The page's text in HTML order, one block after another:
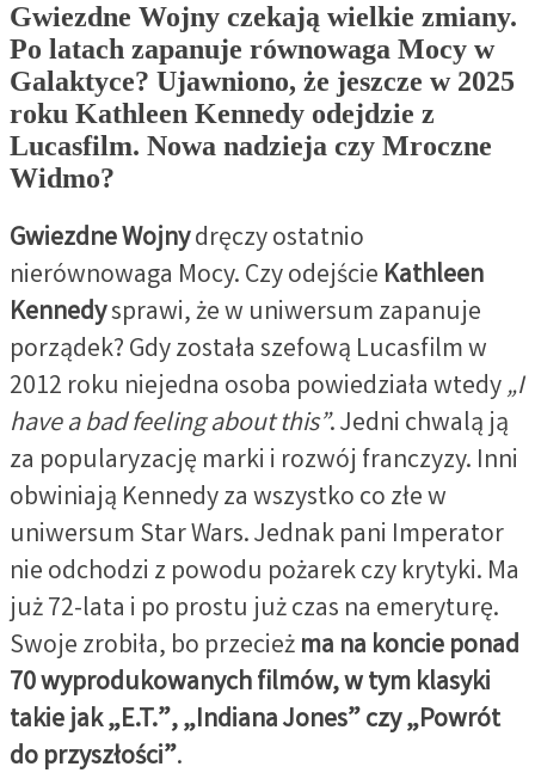
Gwiezdne Wojny czekają wielkie zmiany.
Po latach zapanuje równowaga Mocy w
Galaktyce? Ujawniono, że jeszcze w 2025
roku Kathleen Kennedy odejdzie z
Lucasfilm. Nowa nadzieja czy Mroczne
Widmo?
Gwiezdne Wojnydręczy ostatnio
nierównowaga Mocy. Czy odejście Kathleen
Kennedysprawi, że w uniwersum zapanuje
porządek? Gdy została szefową Lucasfilm w
2012 roku niejedna osoba powiedziała wtedy„I
have a bad feeling about this”. Jedni chwalą ją
za popularyzację marki i rozwój franczyzy. Inni
obwiniają Kennedy za wszystko co złe w
uniwersum Star Wars. Jednak pani Imperator
nie odchodzi z powodu pożarek czy krytyki. Ma
już 72-lata i po prostu już czas na emeryturę.
Swoje zrobiła, bo przecieżma na koncie ponad
70 wyprodukowanych filmów, w tym klasyki
takie jak „E.T.”, „Indiana Jones” czy „Powrót
do przyszłości”.